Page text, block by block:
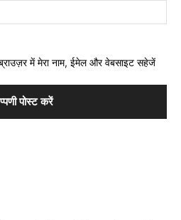
में मेरा नाम, ईमेल और वेबसाइट सहेजें